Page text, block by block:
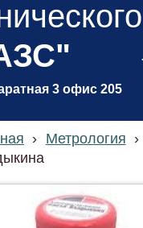
3 офис 205
› Метрология ›